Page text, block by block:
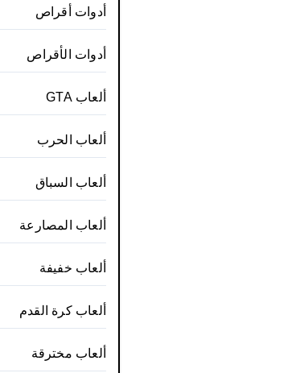
أدوات أقراص
أدوات الأقراص
ألعاب GTA
ألعاب الحرب
ألعاب السباق
ألعاب المصارعة
ألعاب خفيفة
ألعاب كرة القدم
ألعاب مخترقة